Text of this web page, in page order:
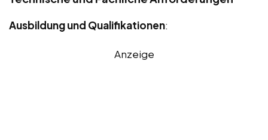
Ausbildung und Qualifikationen:
Anzeige